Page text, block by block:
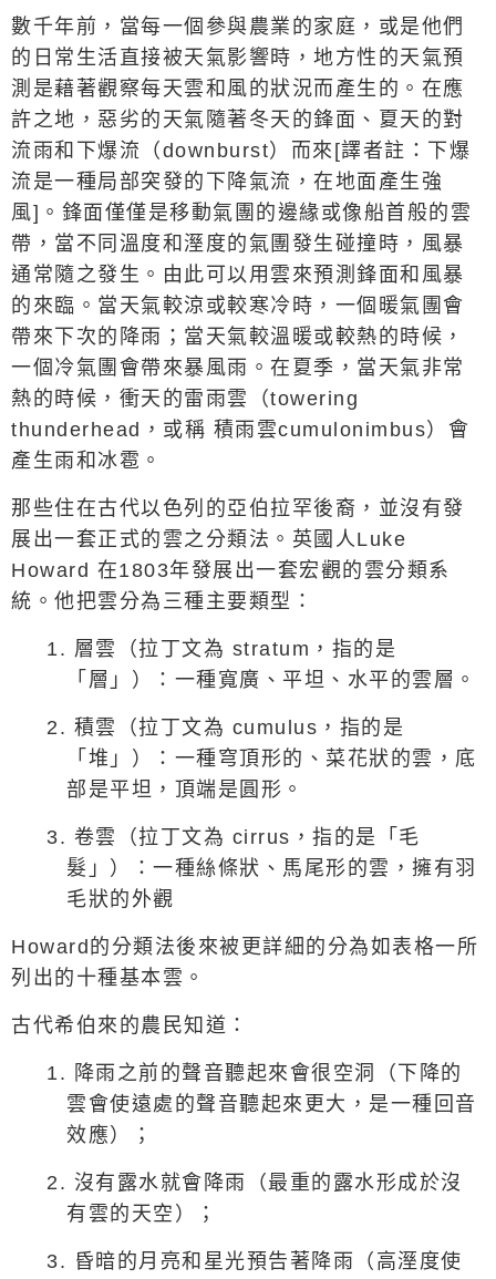
數千年前，當每一個參與農業的家庭，或是他們
的日常生活直接被天氣影響時，地方性的天氣預
測是藉著觀察每天雲和風的狀況而產生的。在應
許之地，惡劣的天氣隨著冬天的鋒面、夏天的對
流雨和下爆流（ downburst）而來 [譯者註：下爆
流是一種局部突發的下降氣流，在地面產生強
風] 。鋒面僅僅是移動氣團的邊緣或像船首般的雲
帶，當不同溫度和溼度的氣團發生碰撞時，風暴
通常隨之發生。由此可以用雲來預測鋒面和風暴
的來臨。當天氣較涼或較寒冷時，一個暖氣團會
帶來下次的降雨；當天氣較溫暖或較熱的時候，
一個冷氣團會帶來暴風雨。在夏季，當天氣非常
熱的時候，衝天的雷雨雲（towering
thunderhead ，或稱 積雨雲cumulonimbus）會
產生雨和冰雹。
那些住在古代以色列的亞伯拉罕後裔，並沒有發
展出一套正式的雲之分類法。英國人Luke
Howard 在1803年發展出一套宏觀的雲分類系
統。他把雲分為三種主要類型：
1. 層雲（拉丁文為 stratum ，指的是
「層」）：一種寬廣、平坦、水平的雲層。
2. 積雲（拉丁文為 cumulus ，指的是
「堆」）：一種穹頂形的、菜花狀的雲，底
部是平坦，頂端是圓形。
3. 卷雲（拉丁文為 cirrus ，指的是「毛
髮」）：一種絲條狀、馬尾形的雲，擁有羽
毛狀的外觀
Howard 的分類法後來被更詳細的分為如表格一所
列出的十種基本雲。
古代希伯來的農民知道：
1. 降雨之前的聲音聽起來會很空洞（下降的
雲會使遠處的聲音聽起來更大，是一種回音
效應）；
2. 沒有露水就會降雨（最重的露水形成於沒
有雲的天空）；
3. 昏暗的月亮和星光預告著降雨（高溼度使